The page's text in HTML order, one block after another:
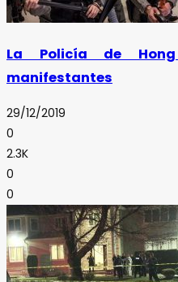
La Policía de
manifestantes
29/12/2019
0
2.3K
0
0